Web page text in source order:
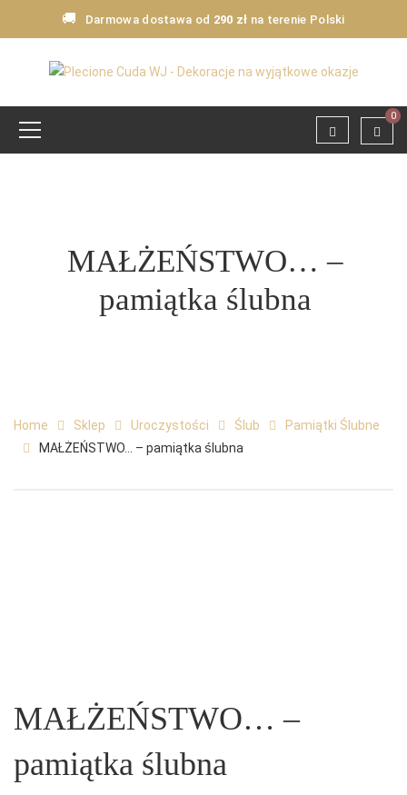
🚚 Darmowa dostawa od 290 zł na terenie Polski
0
MAŁŻEŃSTWO… –
pamiątka ślubna
Home Sklep Uroczystości Ślub
Pamiątki Ślubne
MAŁŻEŃSTWO… – pamiątka ślubna
MAŁŻEŃSTWO… –
pamiątka ślubna